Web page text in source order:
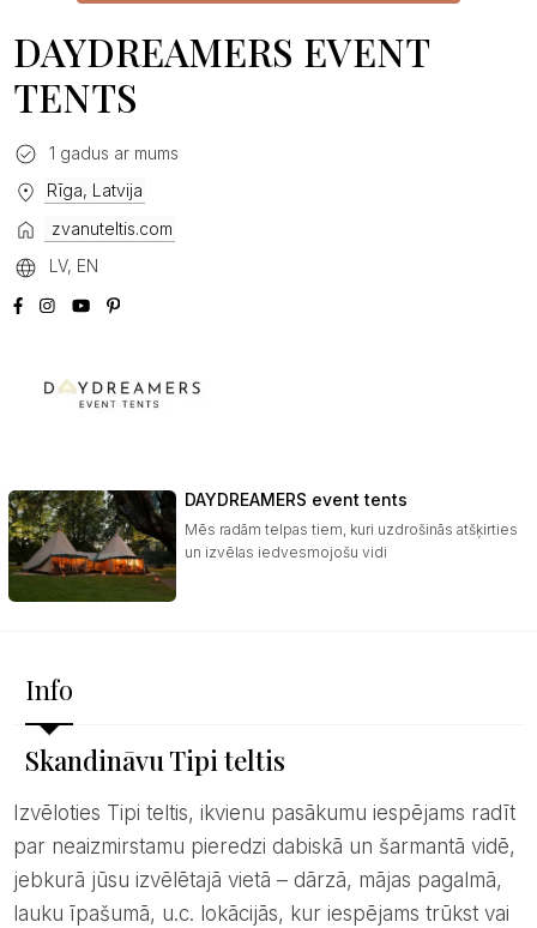
DAYDREAMERS EVENT
TENTS
1 gadus ar mums
Rīga, Latvija
zvanuteltis.com
LV, EN
DAYDREAMERS event tents
Mēs radām telpas tiem, kuri uzdrošinās atšķirties
un izvēlas iedvesmojošu vidi
Info
Skandināvu Tipi teltis
par neaizmirstamu pieredzi dabiskā un šarmantā vidē,
jebkurā jūsu izvēlētajā vietā – dārzā, mājas pagalmā,
lauku īpašumā, u.c. lokācijās, kur iespējams trūkst vai